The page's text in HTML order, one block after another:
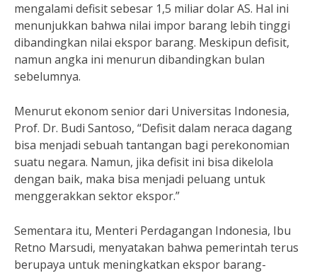
mengalami defisit sebesar 1,5 miliar dolar AS. Hal ini
menunjukkan bahwa nilai impor barang lebih tinggi
dibandingkan nilai ekspor barang. Meskipun defisit,
namun angka ini menurun dibandingkan bulan
sebelumnya.
Menurut ekonom senior dari Universitas Indonesia,
Prof. Dr. Budi Santoso, “Defisit dalam neraca dagang
bisa menjadi sebuah tantangan bagi perekonomian
suatu negara. Namun, jika defisit ini bisa dikelola
dengan baik, maka bisa menjadi peluang untuk
menggerakkan sektor ekspor.”
Sementara itu, Menteri Perdagangan Indonesia, Ibu
Retno Marsudi, menyatakan bahwa pemerintah terus
berupaya untuk meningkatkan ekspor barang-